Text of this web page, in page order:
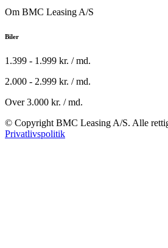
Om BMC Leasing A/S
Biler
1.399 - 1.999 kr. / md.
2.000 - 2.999 kr. / md.
Over 3.000 kr. / md.
© Copyright BMC Leasing A/S. Alle
Privatlivspolitik